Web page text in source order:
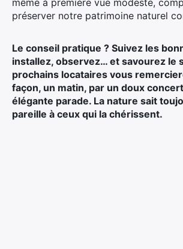
préserver notre patrimoine naturel
Le conseil pratique ? Suivez les
installez, observez… et savourez le
prochains locataires vous
façon, un matin, par un doux
élégante parade. La nature sait
pareille à ceux qui la chérissent.